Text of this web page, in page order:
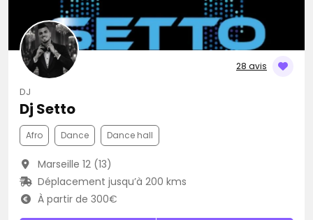
28 avis
DJ
Dj Setto
Afro Dance Dance hall
Marseille 12 (13)
Déplacement jusqu’à 200 kms
À partir de 300€